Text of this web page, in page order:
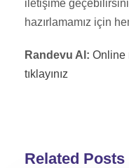
iletişime
hazırlamamız için
Randevu Al: Online
tıklayınız
Related Posts